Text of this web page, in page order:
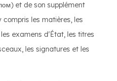
et de son supplément
compris les matières, les
examens d'État, les titres
les signatures et les